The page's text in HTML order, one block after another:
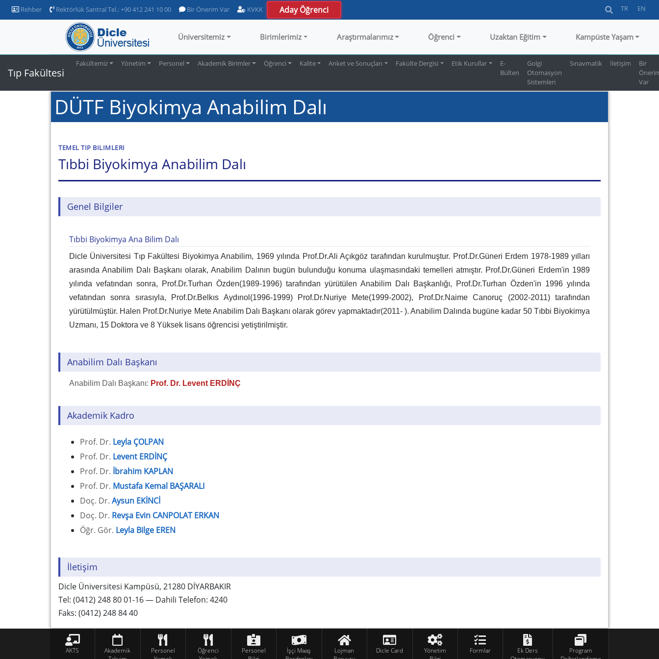
Rehber Rektörlük Santral Tel.: +90 412 241 10 00 Bir Önerim Var KVKK Aday Öğrenci TR EN
Üniversitemiz Birimlerimiz Araştırmalarımız Öğrenci Uzaktan Eğitim Kampüste Yaşam
Tıp Fakültesi
Fakültemiz Yönetim Personel Akademik Birimler Öğrenci Kalite Anket ve Sonuçları Fakülte Dergisi Etik Kurullar
E-
Bülten
Golgi
Otomasyon
Sistemleri
Sınavmatik İletişim
Bir
Var
DÜTF Biyokimya Anabilim Dalı
TEMEL TIP BILIMLERI
Tıbbi Biyokimya Anabilim Dalı
Genel Bilgiler
Tıbbi Biyokimya Ana Bilim Dalı
Dicle Üniversitesi Tıp Fakültesi Biyokimya Anabilim, 1969 yılında Prof.Dr.Ali Açıkgöz tarafından kurulmuştur. Prof.Dr.Güneri Erdem 1978-1989 yılları
arasında Anabilim Dalı Başkanı olarak, Anabilim Dalının bugün bulunduğu konuma ulaşmasındaki temelleri atmıştır. Prof.Dr.Güneri Erdem'in 1989
yılında vefatından sonra, Prof.Dr.Turhan Özden(1989-1996) tarafından yürütülen Anabilim Dalı Başkanlığı, Prof.Dr.Turhan Özden'in 1996 yılında
vefatından sonra sırasıyla, Prof.Dr.Belkıs Aydınol(1996-1999) Prof.Dr.Nuriye Mete(1999-2002), Prof.Dr.Naime Canoruç (2002-2011) tarafından
yürütülmüştür. Halen Prof.Dr.Nuriye Mete Anabilim Dalı Başkanı olarak görev yapmaktadır(2011- ). Anabilim Dalında bugüne kadar 50 Tıbbi Biyokimya
Uzmanı, 15 Doktora ve 8 Yüksek lisans öğrencisi yetiştirilmiştir.
Anabilim Dalı Başkanı
Anabilim Dalı Başkanı: Prof. Dr. Levent ERDİNÇ
Akademik Kadro
Prof. Dr. Leyla ÇOLPAN
Prof. Dr. Levent ERDİNÇ
Prof. Dr. İbrahim KAPLAN
Prof. Dr. Mustafa Kemal BAŞARALI
Doç. Dr. Aysun EKİNCİ
Doç. Dr. Revşa Evin CANPOLAT ERKAN
Öğr. Gör. Leyla Bilge EREN
İletişim
Dicle Üniversitesi Kampüsü, 21280 DİYARBAKIR
Tel: (0412) 248 80 01-16 — Dahili Telefon: 4240
Faks: (0412) 248 84 40
AKTS
Akademik
Personel
Öğrenci
Personel
İşçi Maaş
Lojman
Dicle Card
Yönetim
Formlar
Ek Ders
Program